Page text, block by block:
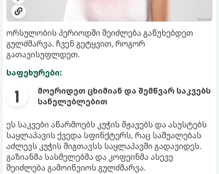
ორსულობის პერიოდში შეიძლება გაწუხებდეთ
გულძმარვა. ჩვენ გეტყვით, როგორ
გათავისუფლდეთ.
საფეხურები:
მოერიდეთ ცხიმიან და შემწვარ საკვებს
სანელებლებით
ეს საკვები აწარმოებს კუჭის მჟავებს და ასუსტებს
საყლაპავის ქვედა სფინქტერს, რაც საშუალებას
აძლევს კუჭის შიგთავსს საყლაპავში გადავიდეს.
გაზიანმა სასმელებმა და კოფეინმა ასევე
შეიძლება გამოიწვიოს გულძმარვა.